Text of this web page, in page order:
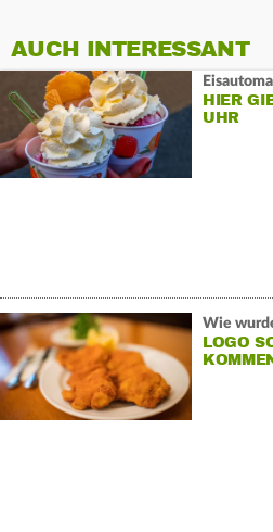
AUCH INTERESSANT
HIER
UHR
Wie
LOGO